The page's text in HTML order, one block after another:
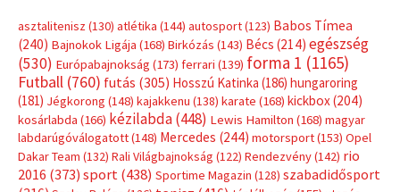
asztalitenisz (130) atlétika (144) autosport(123) Babos Tímea
(240) Bajnokok Ligája (168) Birkózás (143) Bécs (214) egészség
(530) Európabajnokság (173) ferrari (139) forma 1 (1165)
Futball (760) futás (305) Hosszú Katinka (186) hungaroring
(181) Jégkorong (148) kajakkenu (138) karate (168) kickbox(204)
kosárlabda (166) kézilabda(448) Lewis Hamilton (168) magyar
labdarúgóválogatott(148) Mercedes (244) motorsport(153) Opel
Dakar Team (132) Rali Világbajnokság (122) Rendezvény(142) rio
2016 (373) sport(438) Sportime Magazin (128) szabadidősport